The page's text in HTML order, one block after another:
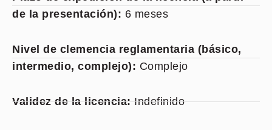
de la presentación): 6 meses
Nivel de clemencia reglamentaria (básico,
intermedio, complejo): Complejo
Validez de la licencia:Indefinido